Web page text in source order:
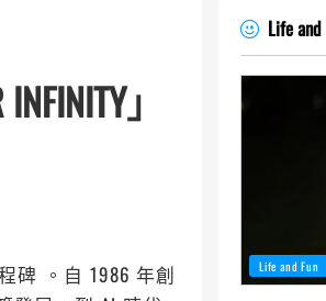
」
碑 。自 1986 年創
Life and
Life and Fun